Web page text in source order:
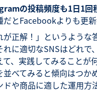
の投稿頻度も1日1回
だとFacebookよりも更新
が正解！」というような
れに適切なSNSはどれで
て、実践してみることが
並べてみると傾向はつか
ドや商品に適した運用方